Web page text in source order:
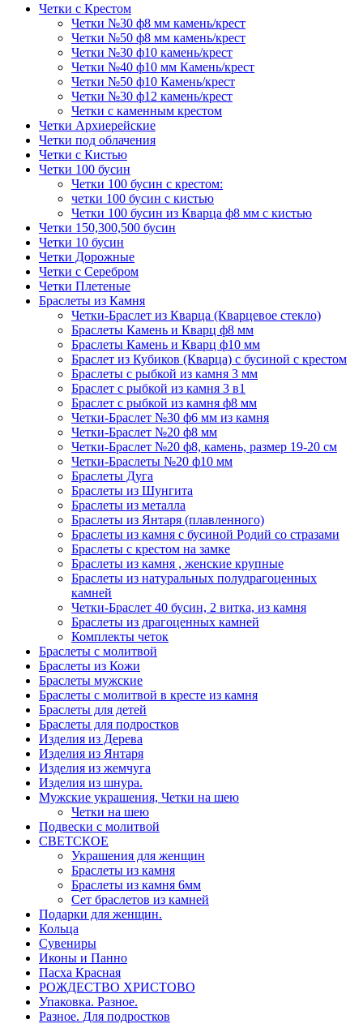
Четки с Крестом
Четки №30 ф8 мм камень/крест
Четки №50 ф8 мм камень/крест
Четки №30 ф10 камень/крест
Четки №40 ф10 мм Камень/крест
Четки №50 ф10 Камень/крест
Четки №30 ф12 камень/крест
Четки с каменным крестом
Четки Архиерейские
Четки под облачения
Четки с Кистью
Четки 100 бусин
Четки 100 бусин с крестом:
четки 100 бусин с кистью
Четки 100 бусин из Кварца ф8 мм с кистью
Четки 150,300,500 бусин
Четки 10 бусин
Четки Дорожные
Четки с Серебром
Четки Плетеные
Браслеты из Камня
Четки-Браслет из Кварца (Кварцевое стекло)
Браслеты Камень и Кварц ф8 мм
Браслеты Камень и Кварц ф10 мм
Браслет из Кубиков (Кварца) с бусиной с крестом
Браслеты с рыбкой из камня 3 мм
Браслет с рыбкой из камня 3 в1
Браслет с рыбкой из камня ф8 мм
Четки-Браслет №30 ф6 мм из камня
Четки-Браслет №20 ф8 мм
Четки-Браслет №20 ф8, камень, размер 19-20 см
Четки-Браслеты №20 ф10 мм
Браслеты Дуга
Браслеты из Шунгита
Браслеты из металла
Браслеты из Янтаря (плавленного)
Браслеты из камня с бусиной Родий со стразами
Браслеты с крестом на замке
Браслеты из камня , женские крупные
Браслеты из натуральных полудрагоценных
камней
Четки-Браслет 40 бусин, 2 витка, из камня
Браслеты из драгоценных камней
Комплекты четок
Браслеты с молитвой
Браслеты из Кожи
Браслеты мужские
Браслеты с молитвой в кресте из камня
Браслеты для детей
Браслеты для подростков
Изделия из Дерева
Изделия из Янтаря
Изделия из жемчуга
Изделия из шнура.
Мужские украшения, Четки на шею
Четки на шею
Подвески с молитвой
СВЕТСКОЕ
Украшения для женщин
Браслеты из камня
Браслеты из камня 6мм
Сет браслетов из камней
Подарки для женщин.
Кольца
Сувениры
Иконы и Панно
Пасха Красная
РОЖДЕСТВО ХРИСТОВО
Упаковка. Разное.
Разное. Для подростков